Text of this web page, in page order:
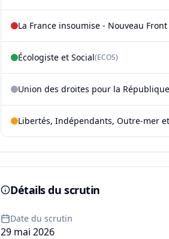
La France insoumise - Nouveau
Écologiste et Social(ECOS)
Union des droites pour la République
Libertés, Indépendants, Outre-mer
Détails du scrutin
Date du scrutin
29 mai 2026